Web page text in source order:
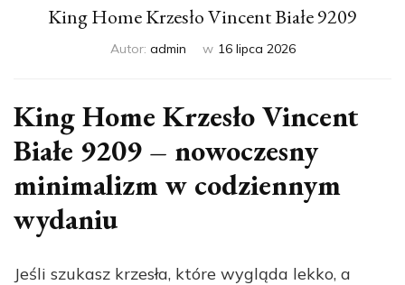
King Home Krzesło Vincent Białe 9209
Autor: admin w 16 lipca 2026
King Home Krzesło Vincent
Białe 9209 – nowoczesny
minimalizm w codziennym
wydaniu
Jeśli szukasz krzesła, które wygląda lekko, a